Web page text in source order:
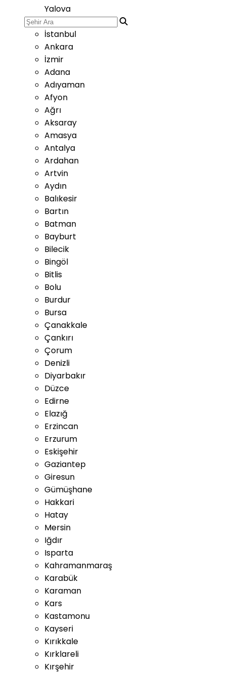
Yalova
İstanbul
Ankara
İzmir
Adana
Adıyaman
Afyon
Ağrı
Aksaray
Amasya
Antalya
Ardahan
Artvin
Aydın
Balıkesir
Bartın
Batman
Bayburt
Bilecik
Bingöl
Bitlis
Bolu
Burdur
Bursa
Çanakkale
Çankırı
Çorum
Denizli
Diyarbakır
Düzce
Edirne
Elazığ
Erzincan
Erzurum
Eskişehir
Gaziantep
Giresun
Gümüşhane
Hakkari
Hatay
Mersin
Iğdır
Isparta
Kahramanmaraş
Karabük
Karaman
Kars
Kastamonu
Kayseri
Kırıkkale
Kırklareli
Kırşehir